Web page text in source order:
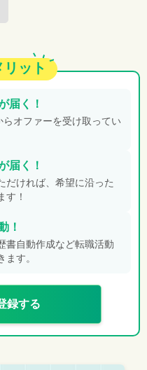
リット
届く！
オファーを受け取ってい
届く！
だければ、希望に沿った
す！
！
書自動作成など転職活動
す。
録する